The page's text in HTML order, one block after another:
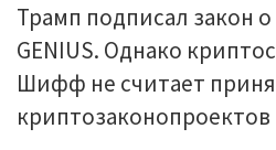
Трамп подписал закон
GENIUS. Однако
Шифф не считает